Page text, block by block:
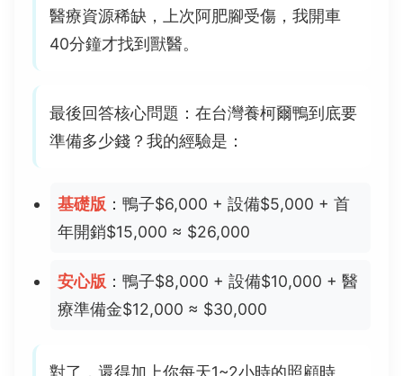
醫療資源稀缺，上次阿肥腳受傷，我開車
40分鐘才找到獸醫。
最後回答核心問題：在台灣養柯爾鴨到底要
準備多少錢？我的經驗是：
基礎版 ：鴨子$6,000 + 設備$5,000 + 首
年開銷$15,000 ≈ $26,000
安心版 ：鴨子$8,000 + 設備$10,000 + 醫
療準備金$12,000 ≈ $30,000
對了，還得加上你每天1~2小時的照顧時